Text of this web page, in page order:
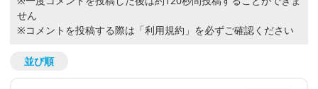
せん
※コメントを投稿する際は 「利用規約」 を必ずご確認ください
並び順